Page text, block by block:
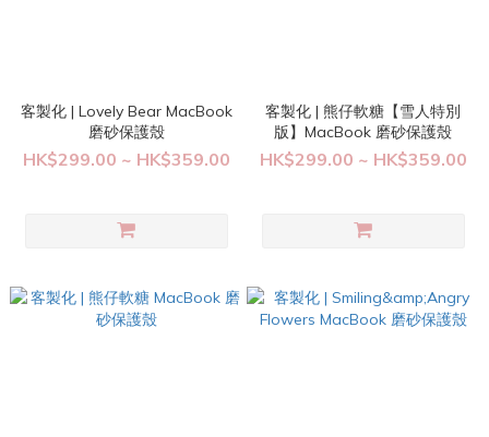
客製化 | Lovely Bear MacBook
磨砂保護殼
HK$299.00 ~ HK$359.00
客製化 | 熊仔軟糖【雪人特別
版】MacBook 磨砂保護殼
HK$299.00 ~ HK$359.00